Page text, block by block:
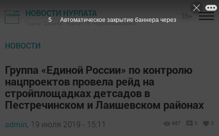
НОВОСТИ НУРЛАТА
Газета "Дружба", Нурлат ТВ - Нурлатский район
НОВОСТИ
Группа «Единой России» по контролю
нацпроектов провела рейд на
стройплощадках детсадов в
Пестречинском и Лаишевском районах
admin, 19 июля 2019 - 15:11 987 0 0
4 Автоматическое закрытие баннера через